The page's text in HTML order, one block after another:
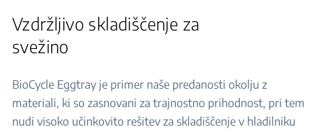
Vzdržljivo skladiščenje za
svežino
BioCycle Eggtray je primer naše predanosti okolju z
materiali, ki so zasnovani za trajnostno prihodnost, pri tem
nudi visoko učinkovito rešitev za skladiščenje v hladilniku